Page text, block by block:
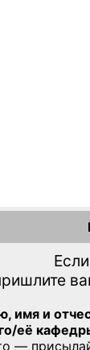
Если
имя и
её
—